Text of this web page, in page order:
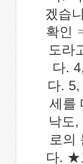
겠습
확인
도라
다.
다.
세를
낙도
로의
다. ★